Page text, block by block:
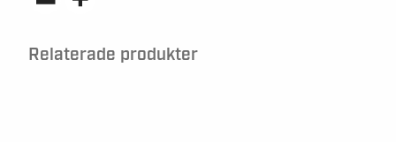
Relaterade produkter